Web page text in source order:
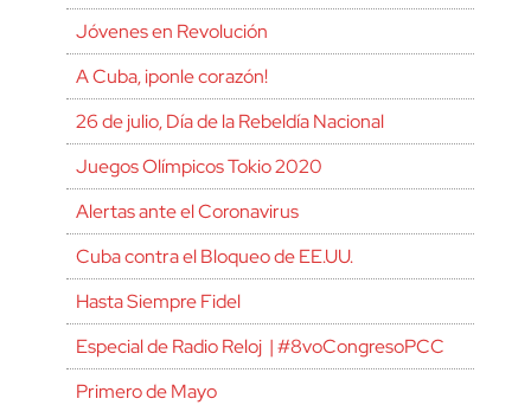
Jóvenes en Revolución
A Cuba, ¡ponle corazón!
26 de julio, Día de la Rebeldía Nacional
Juegos Olímpicos Tokio 2020
Alertas ante el Coronavirus
Cuba contra el Bloqueo de EE.UU.
Hasta Siempre Fidel
Especial de Radio Reloj | #8voCongresoPCC
Primero de Mayo